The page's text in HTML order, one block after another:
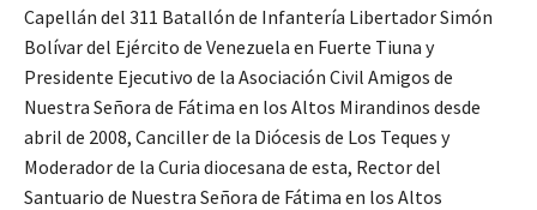
Capellán del 311 Batallón de Infantería Libertador Simón
Bolívar del Ejército de Venezuela en Fuerte Tiuna y
Presidente Ejecutivo de la Asociación Civil Amigos de
Nuestra Señora de Fátima en los Altos Mirandinos desde
abril de 2008, Canciller de la Diócesis de Los Teques y
Moderador de la Curia diocesana de esta, Rector del
Santuario de Nuestra Señora de Fátima en los Altos